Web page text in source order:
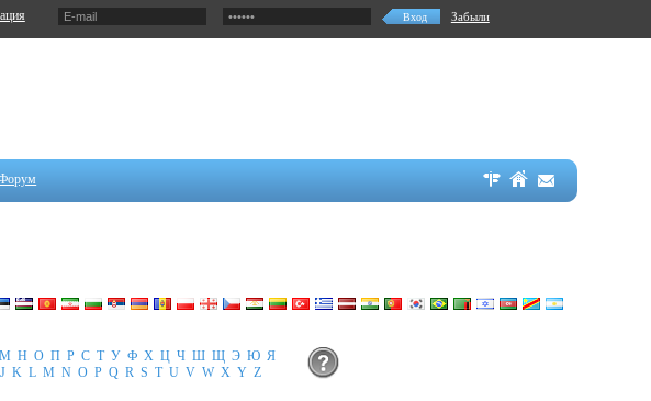
Забыли
М Н О П Р С Т У Ф Х Ц Ч Ш Щ Э Ю Я
J K L M N O P Q R S T U V W X Y Z